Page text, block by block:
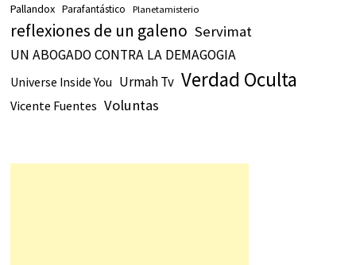
Pallandox Parafantástico Planetamisterio
reflexiones de un galeno Servimat
UN ABOGADO CONTRA LA DEMAGOGIA
Universe Inside You Urmah Tv Verdad Oculta
Vicente Fuentes Voluntas